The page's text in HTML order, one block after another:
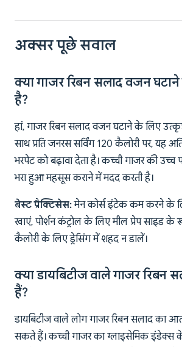
अक्सर पूछे सवाल
क्या गाजर रिबन सलाद वजन
है?
हां, गाजर रिबन सलाद वजन घटाने के लिए
साथ प्रति जनरस सर्विंग 120 कैलोरी पर, यह
भरपेट को बढ़ावा देता है। कच्ची गाजर की उच्च
भरा हुआ महसूस कराने में मदद करती है।
बेस्ट प्रैक्टिसेस:मेन कोर्स इंटेक कम करने के
खाएं, पोर्शन कंट्रोल के लिए मील प्रेप साइड
कैलोरी के लिए ड्रेसिंग में शहद न डालें।
क्या डायबिटीज वाले गाजर रिबन
हैं?
डायबिटीज वाले लोग गाजर रिबन सलाद का
सकते हैं। कच्ची गाजर का ग्लाइसेमिक इंडेक्स